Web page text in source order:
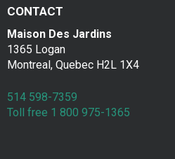
a
k
f
a
s
CONTACT
Maison Des Jardins
1365 Logan
Montreal, Quebec H2L 1X4
514 598-7359
Toll free 1 800 975-1365